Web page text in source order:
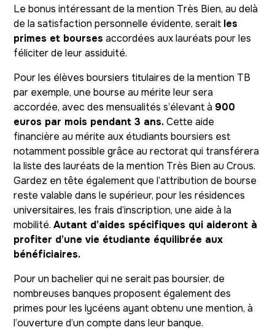
Le bonus intéressant de la mention Très Bien, au delà
de la satisfaction personnelle évidente, serait les
primes et bourses accordées aux lauréats pour les
féliciter de leur assiduité.
Pour les élèves boursiers titulaires de la mention TB
par exemple, une bourse au mérite leur sera
accordée, avec des mensualités s’élevant à 900
euros par mois pendant 3 ans.Cette aide
financière au mérite aux étudiants boursiers est
notamment possible grâce au rectorat qui transférera
la liste des lauréats de la mention Très Bien au Crous.
Gardez en tête également que l’attribution de bourse
reste valable dans le supérieur, pour les résidences
universitaires, les frais d’inscription, une aide à la
mobilité.Autant d’aides spécifiques qui aideront à
profiter d’une vie étudiante équilibrée aux
bénéficiaires.
Pour un bachelier qui ne serait pas boursier, de
nombreuses banques proposent également des
primes pour les lycéens ayant obtenu une mention, à
l’ouverture d’un compte dans leur banque.